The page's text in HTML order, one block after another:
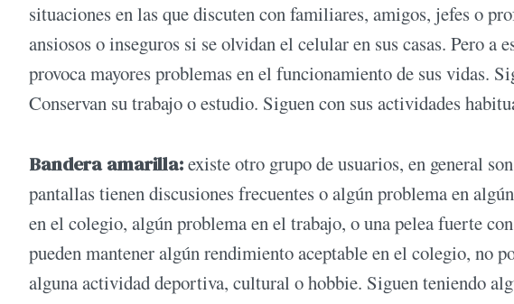
situaciones en las que discuten con familiares, amigos, jefes o
ansiosos o inseguros si se olvidan el celular en sus casas. Pero a
provoca mayores problemas en el funcionamiento de sus vidas.
Conservan su trabajo o estudio. Siguen con sus actividades
Bandera amarilla:existe otro grupo de usuarios, en general
pantallas tienen discusiones frecuentes o algún problema en
en el colegio, algún problema en el trabajo, o una pelea fuerte
pueden mantener algún rendimiento aceptable en el colegio, no
alguna actividad deportiva, cultural o hobbie. Siguen teniendo